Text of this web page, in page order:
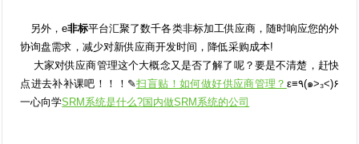
另外，e非标平台汇聚了数千各类非标加工供应商，随时响应您的外
协询盘需求，减少对新供应商开发时间，降低采购成本!
大家对供应商管理这个大概念又是否了解了呢？要是不清楚，赶快
点进去补补课吧！！！✎扫盲贴！如何做好供应商管理？ ε≡٩(๑>₃<)۶
一心向学SRM系统是什么?国内做SRM系统的公司